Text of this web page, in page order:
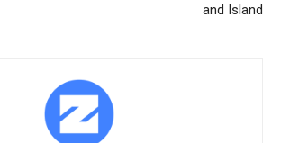
and Island